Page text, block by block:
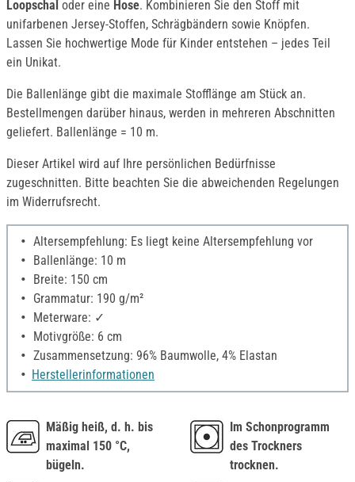
Loopschal oder eine Hose. Kombinieren Sie den Stoff mit
unifarbenen Jersey-Stoffen, Schrägbändern sowie Knöpfen.
Lassen Sie hochwertige Mode für Kinder entstehen – jedes Teil
ein Unikat.
Die Ballenlänge gibt die maximale Stofflänge am Stück an.
Bestellmengen darüber hinaus, werden in mehreren Abschnitten
geliefert. Ballenlänge = 10 m.
Dieser Artikel wird auf Ihre persönlichen Bedürfnisse
zugeschnitten. Bitte beachten Sie die abweichenden Regelungen
im Widerrufsrecht.
Altersempfehlung: Es liegt keine Altersempfehlung vor
Ballenlänge: 10 m
Breite: 150 cm
Grammatur: 190 g/m²
Meterware: ✓
Motivgröße: 6 cm
Zusammensetzung: 96% Baumwolle, 4% Elastan
Herstellerinformationen
Mäßig heiß, d. h. bis
maximal 150 °C,
bügeln.
Im Schonprogramm
des Trockners
trocknen.